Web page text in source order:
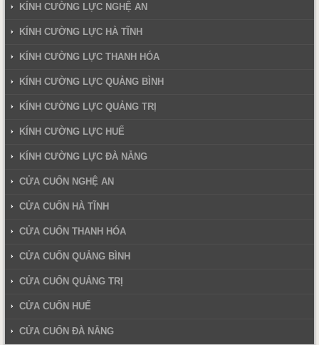
KÍNH CƯỜNG LỰC NGHỆ AN
KÍNH CƯỜNG LỰC HÀ TĨNH
KÍNH CƯỜNG LỰC THANH HÓA
KÍNH CƯỜNG LỰC QUẢNG BÌNH
KÍNH CƯỜNG LỰC QUẢNG TRỊ
KÍNH CƯỜNG LỰC HUẾ
KÍNH CƯỜNG LỰC ĐÀ NẴNG
CỬA CUỐN NGHỆ AN
CỬA CUỐN HÀ TĨNH
CỬA CUỐN THANH HÓA
CỬA CUỐN QUẢNG BÌNH
CỬA CUỐN QUẢNG TRỊ
CỬA CUỐN HUẾ
CỬA CUỐN ĐÀ NẴNG